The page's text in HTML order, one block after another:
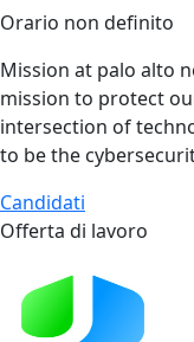
Orario non definito
Mission at palo alto
mission to protect
intersection of
to be the
Candidati
Offerta di lavoro